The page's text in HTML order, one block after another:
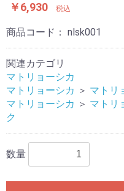
￥6,930 税込
商品コード： nlsk001
関連カテゴリ
マトリョーシカ
マトリョーシカ ＞ マトリ
マトリョーシカ ＞ マトリ
ク
数量